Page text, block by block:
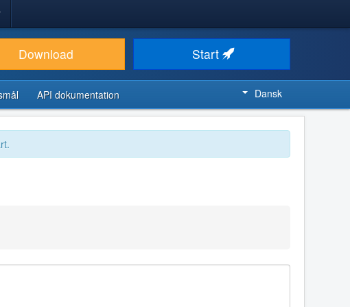
Download Start
API dokumentation Dansk